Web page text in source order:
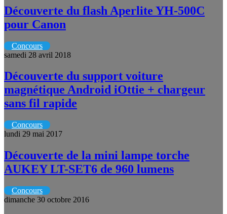
Découverte du flash Aperlite YH-500C
pour Canon
Concours
samedi 28 avril 2018
Découverte du support voiture
magnétique Android iOttie + chargeur
sans fil rapide
Concours
lundi 29 mai 2017
Découverte de la mini lampe torche
AUKEY LT-SET6 de 960 lumens
Concours
dimanche 30 octobre 2016